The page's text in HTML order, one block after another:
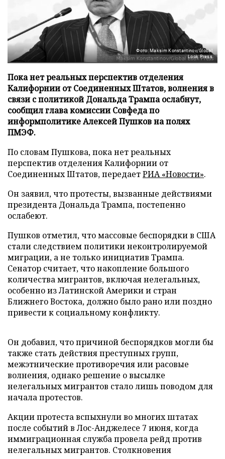
Фото: Maksim Konstantinov/Global
Look Press
Пока нет реальных перспектив отделения
Калифорнии от Соединенных Штатов, волнения в
связи с политикой Дональда Трампа ослабнут,
сообщил глава комиссии Совфеда по
информполитике Алексей Пушков на полях
ПМЭФ.
По словам Пушкова, пока нет реальных
перспектив отделения Калифорнии от
Соединенных Штатов, передаетРИА «Новости».
Он заявил, что протесты, вызванные действиями
президента Дональда Трампа, постепенно
ослабеют.
Пушков отметил, что массовые беспорядки в США
стали следствием политики неконтролируемой
миграции, а не только инициатив Трампа.
Сенатор считает, что накопление большого
количества мигрантов, включая нелегальных,
особенно из Латинской Америки и стран
Ближнего Востока, должно было рано или поздно
привести к социальному конфликту.
Он добавил, что причиной беспорядков могли бы
также стать действия преступных групп,
межэтнические противоречия или расовые
волнения, однако решение о высылке
нелегальных мигрантов стало лишь поводом для
начала протестов.
Акции протеста вспыхнули во многих штатах
после событий в Лос-Анджелесе 7 июня, когда
иммиграционная служба провела рейд против
нелегальных мигрантов. Столкновения